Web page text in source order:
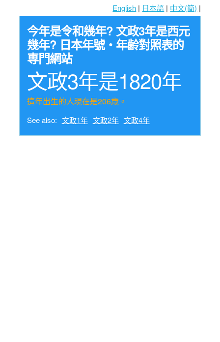
English | 日本語 | 中文(简) |
今年是令和幾年? 文政3年是西元
幾年? 日本年號・年齢對照表的
専門網站
文政3年是1820年
這年出生的人現在是206歳。
See also: 文政1年 文政2年 文政4年